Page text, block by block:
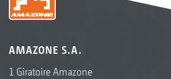
AMAZONE S.A.
1 Giratoire Amazone